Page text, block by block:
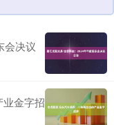
会决议
金字招